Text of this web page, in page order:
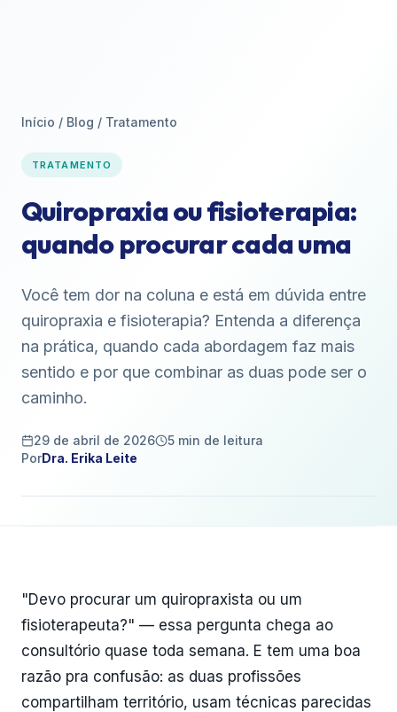
Início / Blog / Tratamento
TRATAMENTO
Quiropraxia ou fisioterapia:
quando procurar cada uma
Você tem dor na coluna e está em dúvida entre
quiropraxia e fisioterapia? Entenda a diferença
na prática, quando cada abordagem faz mais
sentido e por que combinar as duas pode ser o
caminho.
29 de abril de 2026 5 min de leitura
PorDra. Erika Leite
"Devo procurar um quiropraxista ou um
fisioterapeuta?" — essa pergunta chega ao
consultório quase toda semana. E tem uma boa
razão pra confusão: as duas profissões
compartilham território, usam técnicas parecidas